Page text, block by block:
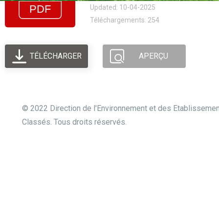
Updated: 10-04-2025
Téléchargements: 254
TÉLÉCHARGER APERÇU
© 2022 Direction de l'Environnement et des
Classés. Tous droits réservés.